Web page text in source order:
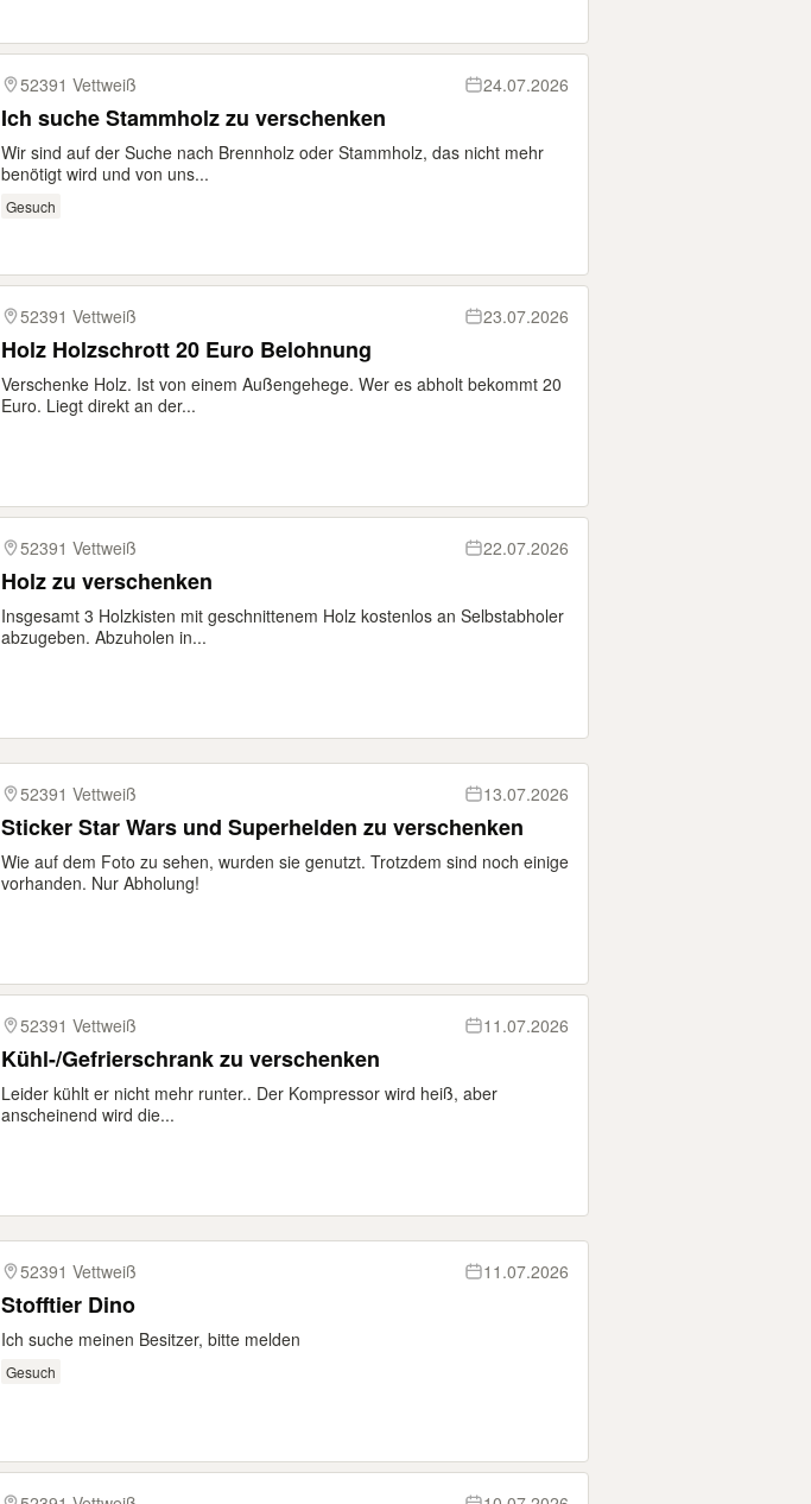
52391 Vettweiß 24.07.2026
Ich suche Stammholz zu verschenken
Wir sind auf der Suche nach Brennholz oder Stammholz, das nicht mehr
benötigt wird und von uns...
Gesuch
52391 Vettweiß 23.07.2026
Holz Holzschrott 20 Euro Belohnung
Verschenke Holz. Ist von einem Außengehege. Wer es abholt bekommt 20
Euro. Liegt direkt an der...
52391 Vettweiß 22.07.2026
Holz zu verschenken
Insgesamt 3 Holzkisten mit geschnittenem Holz kostenlos an Selbstabholer
abzugeben. Abzuholen in...
52391 Vettweiß 13.07.2026
Sticker Star Wars und Superhelden zu verschenken
Wie auf dem Foto zu sehen, wurden sie genutzt. Trotzdem sind noch einige
vorhanden. Nur Abholung!
52391 Vettweiß 11.07.2026
Kühl-/Gefrierschrank zu verschenken
Leider kühlt er nicht mehr runter.. Der Kompressor wird heiß, aber
anscheinend wird die...
52391 Vettweiß 11.07.2026
Stofftier Dino
Ich suche meinen Besitzer, bitte melden
Gesuch